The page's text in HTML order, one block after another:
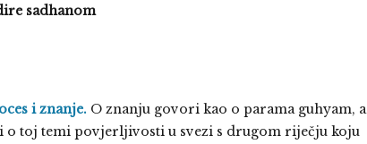
sadhanom
i znanje. O znanju govori kao o parama guhyam, a
o toj temi povjerljivosti u svezi s drugom riječju koju